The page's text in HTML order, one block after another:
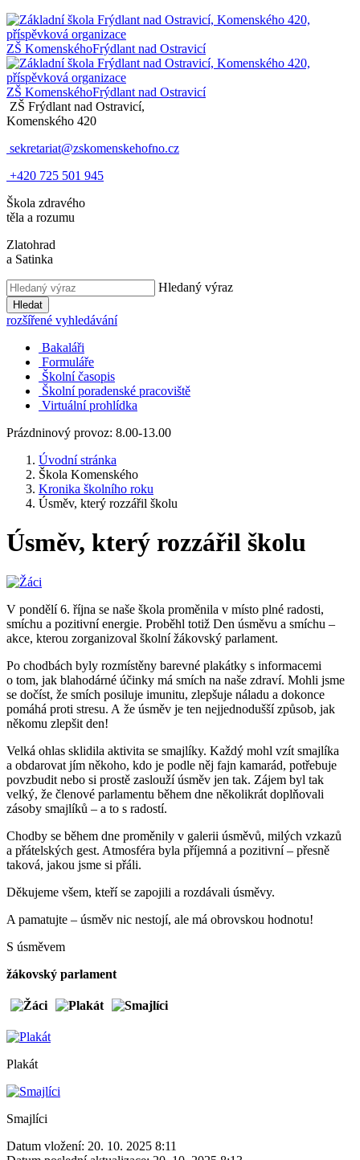
ZŠ KomenskéhoFrýdlant nad Ostravicí
ZŠ KomenskéhoFrýdlant nad Ostravicí
ZŠ Frýdlant nad Ostravicí,
Komenského 420
sekretariat@zskomenskehofno.cz
+420 725 501 945
Škola zdravého
těla a rozumu
Zlatohrad
a Satinka
Hledaný výraz
Hledat
rozšířené vyhledávání
Bakaláři
Formuláře
Školní časopis
Školní poradenské pracoviště
Virtuální prohlídka
Prázdninový provoz: 8.00-13.00
Úvodní stránka
Škola Komenského
Kronika školního roku
Úsměv, který rozzářil školu
Úsměv, který rozzářil školu
V pondělí 6. října se naše škola proměnila v místo plné radosti,
smíchu a pozitivní energie. Proběhl totiž Den úsměvu a smíchu –
akce, kterou zorganizoval školní žákovský parlament.
Po chodbách byly rozmístěny barevné plakátky s informacemi
o tom, jak blahodárné účinky má smích na naše zdraví. Mohli jsme
se dočíst, že smích posiluje imunitu, zlepšuje náladu a dokonce
pomáhá proti stresu. A že úsměv je ten nejjednodušší způsob, jak
někomu zlepšit den!
Velká ohlas sklidila aktivita se smajlíky. Každý mohl vzít smajlíka
a obdarovat jím někoho, kdo je podle něj fajn kamarád, potřebuje
povzbudit nebo si prostě zaslouží úsměv jen tak. Zájem byl tak
velký, že členové parlamentu během dne několikrát doplňovali
zásoby smajlíků – a to s radostí.
Chodby se během dne proměnily v galerii úsměvů, milých vzkazů
a přátelských gest. Atmosféra byla příjemná a pozitivní – přesně
taková, jakou jsme si přáli.
Děkujeme všem, kteří se zapojili a rozdávali úsměvy.
A pamatujte – úsměv nic nestojí, ale má obrovskou hodnotu!
S úsměvem
žákovský parlament
Plakát
Smajlíci
Datum vložení: 20. 10. 2025 8:11